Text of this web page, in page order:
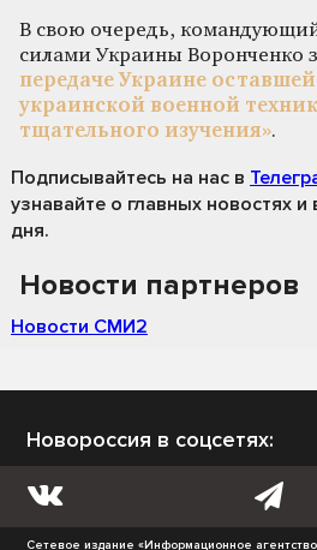
В свою очередь,
силами Украины Воронченко
передаче Украине
украинской военной
тщательного изучения».
Подписывайтесь на нас в
узнавайте о главных новостях
дня.
Новости партнеров
Новости СМИ2
Новороссия в соцсетях:
Сетевое издание «Информационное